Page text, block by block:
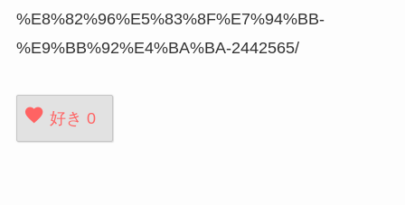
%E8%82%96%E5%83%8F%E7%94%BB-
%E9%BB%92%E4%BA%BA-2442565/
好き 0